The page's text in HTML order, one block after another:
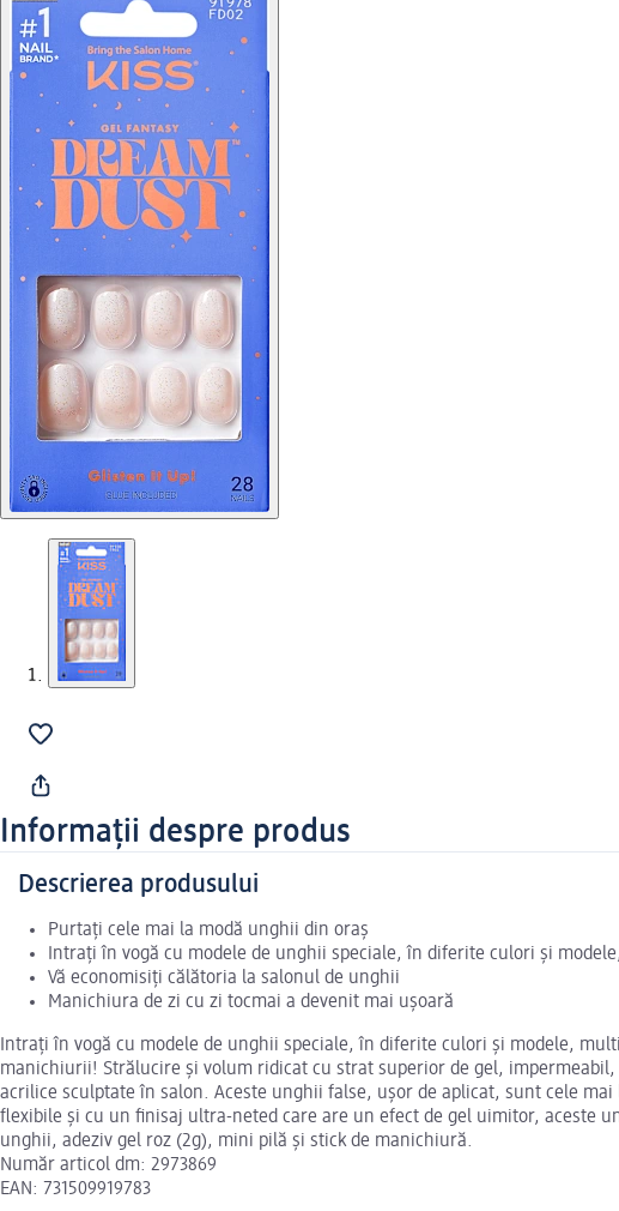
Informații despre produs
Descrierea produsului
Purtați cele mai la modă unghii din oraș
Intrați în vogă cu modele de unghii speciale, în diferite culori și
Vă economisiți călătoria la salonul de unghii
Manichiura de zi cu zi tocmai a devenit mai ușoară
Intrați în vogă cu modele de unghii speciale, în diferite culori și modele,
manichiurii! Strălucire și volum ridicat cu strat superior de gel,
acrilice sculptate în salon. Aceste unghii false, ușor de aplicat, sunt cele
flexibile și cu un finisaj ultra-neted care are un efect de gel uimitor, aceste
unghii, adeziv gel roz (2g), mini pilă și stick de manichiură.
Număr articol dm: 2973869
EAN: 731509919783